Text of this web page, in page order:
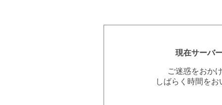
現在サーバ
ご迷惑をおか
しばらく時間を